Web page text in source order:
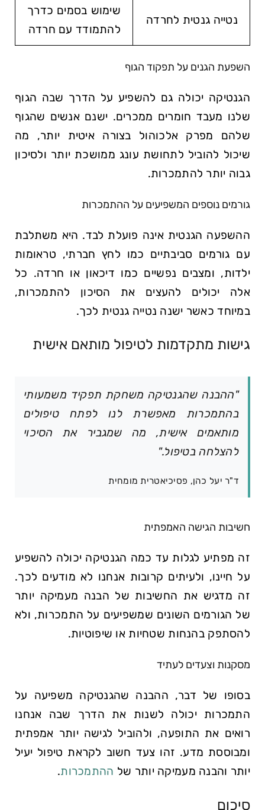
נטייה גנטית לחרדה
שימוש בסמים כדרך
להתמודד עם חרדה
השפעת הגנים על תפקוד הגוף
הגנטיקה יכולה גם להשפיע על הדרך שבה הגוף
שלנו מעבד חומרים ממכרים. ישנם אנשים שהגוף
שלהם מפרק אלכוהול בצורה איטית יותר, מה
שיכול להוביל לתחושת עונג ממושכת יותר ולסיכון
גבוה יותר להתמכרות.
גורמים נוספים המשפיעים על ההתמכרות
ההשפעה הגנטית אינה פועלת לבד. היא משתלבת
עם גורמים סביבתיים כמו לחץ חברתי, טראומות
ילדות, ומצבים נפשיים כמו דיכאון או חרדה. כל
אלה יכולים להעצים את הסיכון להתמכרות,
במיוחד כאשר ישנה נטייה גנטית לכך.
גישות מתקדמות לטיפול מותאם אישית
"ההבנה שהגנטיקה משחקת תפקיד משמעותי
בהתמכרות מאפשרת לנו לפתח טיפולים
מותאמים אישית, מה שמגביר את הסיכוי
להצלחה בטיפול."
ד"ר יעל כהן, פסיכיאטרית מומחית
חשיבות הגישה האמפתית
זה מפתיע לגלות עד כמה הגנטיקה יכולה להשפיע
על חיינו, ולעיתים קרובות אנחנו לא מודעים לכך.
זה מדגיש את החשיבות של הבנה מעמיקה יותר
של הגורמים השונים שמשפיעים על התמכרות, ולא
להסתפק בהנחות שטחיות או שיפוטיות.
מסקנות וצעדים לעתיד
בסופו של דבר, ההבנה שהגנטיקה משפיעה על
התמכרות יכולה לשנות את הדרך שבה אנחנו
רואים את התופעה, ולהוביל לגישה יותר אמפתית
ומבוססת מדע. זהו צעד חשוב לקראת טיפול יעיל
יותר והבנה מעמיקה יותר של ההתמכרות.
סיכום